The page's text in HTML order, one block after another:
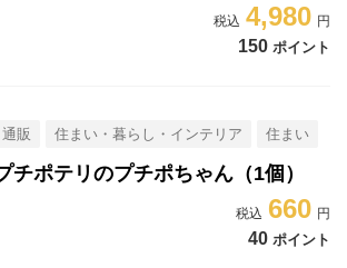
4,980
150 ポイント
通販 住まい・暮らし・インテリア 住まい
チポテリのプチポちゃん（1個）
660
40 ポイント